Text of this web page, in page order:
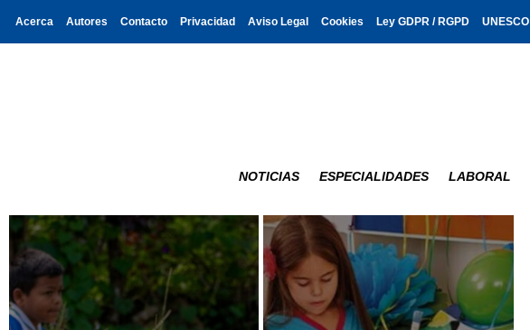
Acerca Autores Contacto Privacidad Aviso Legal Cookies Ley GDPR / RGPD UNESCO
NOTICIAS ESPECIALIDADES LABORAL